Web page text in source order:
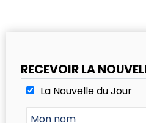
RECEVOIR LA
La Nouvelle du Jour